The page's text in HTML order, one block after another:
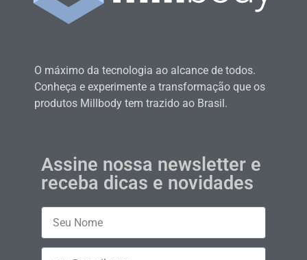
O máximo da tecnologia ao alcance de todos.
Conheça e experimente a transformação que os
produtos Millbody tem trazido ao Brasil.
Assine nossa newsletter e
receba dicas e novidades